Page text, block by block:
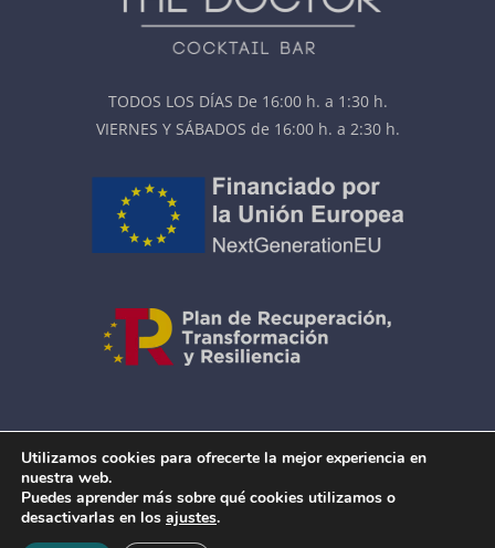
TODOS LOS DÍAS De 16:00 h. a 1:30 h.
VIERNES Y SÁBADOS de 16:00 h. a 2:30 h.
ACCESIBILIDAD
MAPA DEL SITIO
Utilizamos cookies para ofrecerte la mejor experiencia en
nuestra web.
Puedes aprender más sobre qué cookies utilizamos o
desactivarlas en los ajustes.